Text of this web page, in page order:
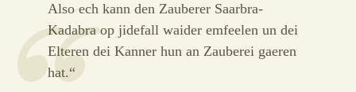
Also ech kann den Zauberer Saarbra-
Kadabra op jidefall waider emfeelen un dei
Elteren dei Kanner hun an Zauberei gaeren
hat.“